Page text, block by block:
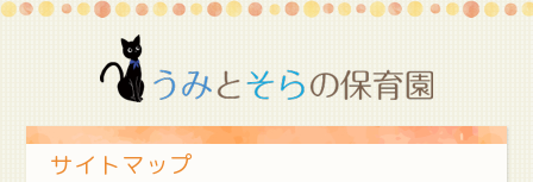
サイトマップ